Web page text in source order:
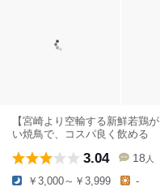
【宮崎より空輸する新鮮若鶏
い焼鳥で、コスパ良く飲める
3.04 18 人
￥3,000～￥3,999 -